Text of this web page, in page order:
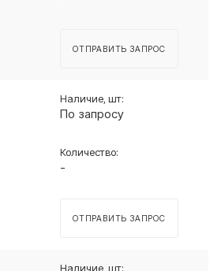
ОТПРАВИТЬ ЗАПРОС
По запросу
-
ОТПРАВИТЬ ЗАПРОС